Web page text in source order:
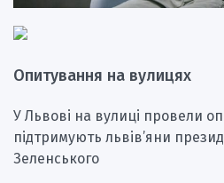
Опитування на вулицях
У Львові на вулиці провели
підтримують львів’яни
Зеленського